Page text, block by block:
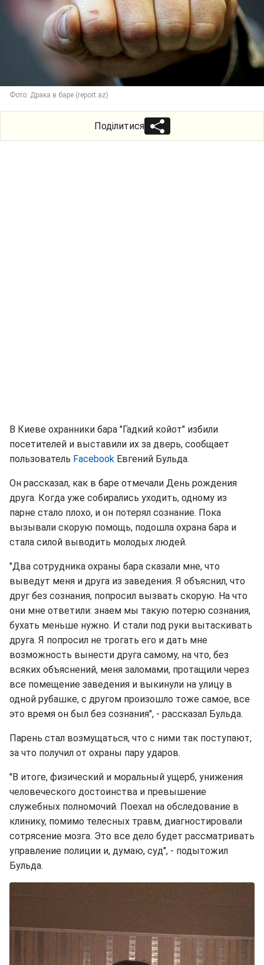
Фото: Драка в баре (report.az)
Поділитися
В Киеве охранники бара "Гадкий койот" избили
посетителей и выставили их за дверь, сообщает
пользователь Facebook Евгений Бульда.
Он рассказал, как в баре отмечали День рождения
друга. Когда уже собирались уходить, одному из
парне стало плохо, и он потерял сознание. Пока
вызывали скорую помощь, подошла охрана бара и
стала силой выводить молодых людей.
"Два сотрудника охраны бара сказали мне, что
выведут меня и друга из заведения. Я объяснил, что
друг без сознания, попросил вызвать скорую. На что
они мне ответили: знаем мы такую потерю сознания,
бухать меньше нужно. И стали под руки вытаскивать
друга. Я попросил не трогать его и дать мне
возможность вынести друга самому, на что, без
всяких объяснений, меня заломами, протащили через
все помещение заведения и выкинули на улицу в
одной рубашке, с другом произошло тоже самое, все
это время он был без сознания", - рассказал Бульда.
Парень стал возмущаться, что с ними так поступают,
за что получил от охраны пару ударов.
"В итоге, физический и моральный ущерб, унижения
человеческого достоинства и превышение
служебных полномочий. Поехал на обследование в
клинику, помимо телесных травм, диагностировали
сотрясение мозга. Это все дело будет рассматривать
управление полиции и, думаю, суд", - подытожил
Бульда.